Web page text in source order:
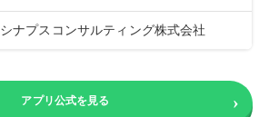
シナプスコンサルティング株式会社
アプリ公式を見る